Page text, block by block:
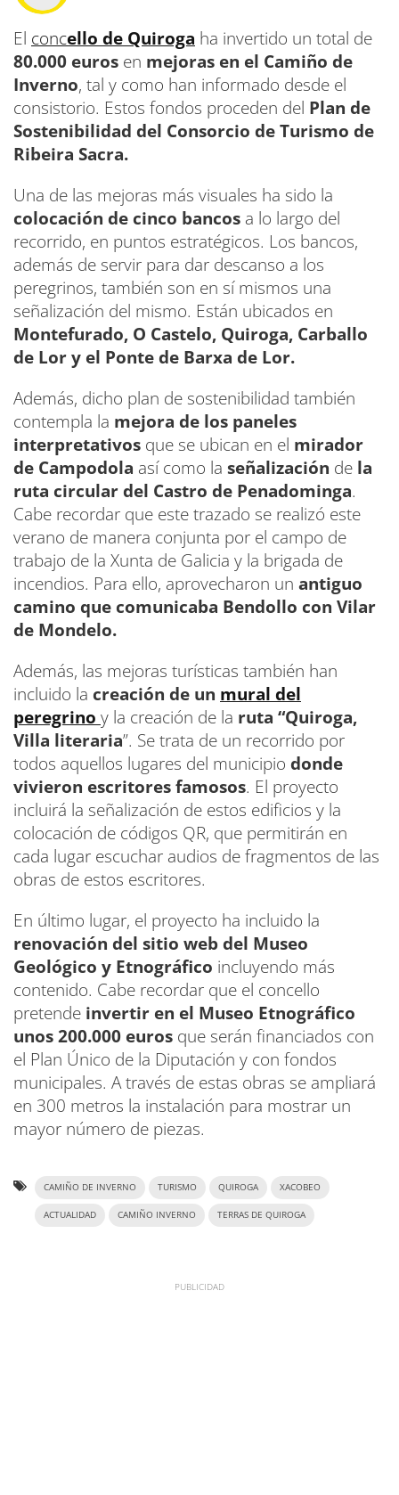
El concello de Quiroga ha invertido un total de
80.000 euros en mejoras en el Camiño de
Inverno, tal y como han informado desde el
consistorio. Estos fondos proceden del Plan de
Sostenibilidad del Consorcio de Turismo de
Ribeira Sacra.
Una de las mejoras más visuales ha sido la
colocación de cinco bancos a lo largo del
recorrido, en puntos estratégicos. Los bancos,
además de servir para dar descanso a los
peregrinos, también son en sí mismos una
señalización del mismo. Están ubicados en
Montefurado, O Castelo, Quiroga, Carballo
de Lor y el Ponte de Barxa de Lor.
Además, dicho plan de sostenibilidad también
contempla la mejora de los paneles
interpretativos que se ubican en el mirador
de Campodola así como la señalización de la
ruta circular del Castro de Penadominga.
Cabe recordar que este trazado se realizó este
verano de manera conjunta por el campo de
trabajo de la Xunta de Galicia y la brigada de
incendios. Para ello, aprovecharon un antiguo
camino que comunicaba Bendollo con Vilar
de Mondelo.
Además, las mejoras turísticas también han
incluido la creación de un mural del
peregrino y la creación de la ruta “Quiroga,
Villa literaria”. Se trata de un recorrido por
todos aquellos lugares del municipio donde
vivieron escritores famosos. El proyecto
incluirá la señalización de estos edificios y la
colocación de códigos QR, que permitirán en
cada lugar escuchar audios de fragmentos de las
obras de estos escritores.
En último lugar, el proyecto ha incluido la
renovación del sitio web del Museo
Geológico y Etnográfico incluyendo más
contenido. Cabe recordar que el concello
pretende invertir en el Museo Etnográfico
unos 200.000 euros que serán financiados con
el Plan Único de la Diputación y con fondos
municipales. A través de estas obras se ampliará
en 300 metros la instalación para mostrar un
mayor número de piezas.
CAMIÑO DE INVERNO TURISMO QUIROGA XACOBEO
ACTUALIDAD CAMIÑO INVERNO TERRAS DE QUIROGA